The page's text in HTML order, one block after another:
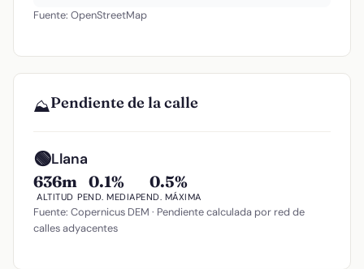
Fuente: OpenStreetMap
⛰️Pendiente de la calle
🟢Llana
636m
ALTITUD
0.1%
PEND. MEDIA
0.5%
PEND. MÁXIMA
Fuente: Copernicus DEM · Pendiente calculada por red de
calles adyacentes